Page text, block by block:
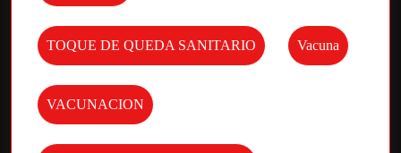
TOQUE DE QUEDA SANITARIO Vacuna
VACUNACION